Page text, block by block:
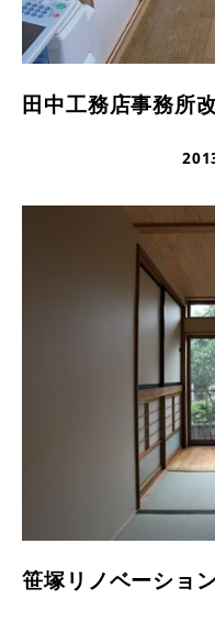
田中工務店事務所
更
笹塚リノベーショ